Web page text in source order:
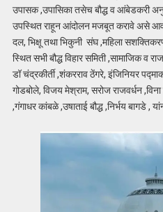
उपासक ,उपासिका तसेच बौद्ध व आंबेडकरी
उपस्थित राहून आंदोलन मजबूत करावे असे
दल, भिक्षू तथा भिकुनी संघ ,महिला
स्थित सभी बौद्ध विहार समिती ,सामाजिक
डॉ चंद्रकीर्ती ,शंकरराव ठेंगरे, इंजिनियर
गोडबोले, विजय मेश्राम, सरोज राजवर्धन
,गंगाधर कांबळे ,उषाताई बौद्ध ,निर्भय बागडे ,